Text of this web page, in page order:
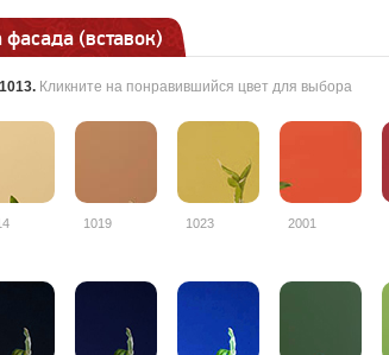
(вставок)
1013. Кликните на понравившийся цвет для выбора
1019 1023 2001